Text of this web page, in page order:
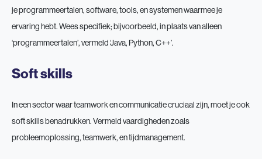
je programmeertalen, software, tools, en systemen waarmee je
ervaring hebt. Wees specifiek; bijvoorbeeld, in plaats van alleen
‘programmeertalen’, vermeld ‘Java, Python, C++’.
Soft skills
In een sector waar teamwork en communicatie cruciaal zijn, moet je ook
soft skills benadrukken. Vermeld vaardigheden zoals
probleemoplossing, teamwerk, en tijdmanagement.